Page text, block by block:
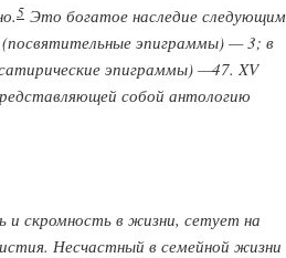
5 Это богатое наследие следующим
(посвятительные эпиграммы) — 3; в
эпиграммы) —47. XV
собой антологию
и скромность в жизни, сетует на
Несчастный в семейной жизни